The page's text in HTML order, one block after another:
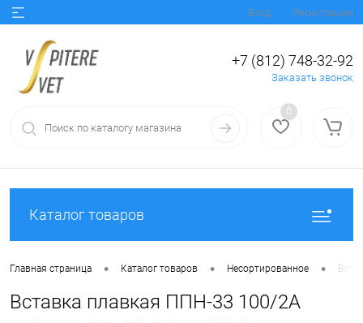
Вход Регистрация
+7 (812) 748-32-92
Заказать звонок
0
Каталог товаров
Главная страница • Каталог товаров • Несортированное •
Вставка плавкая ППН-33 100/2А